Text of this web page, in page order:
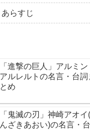
らすじ
「進撃の巨人」アルミン
アルレルトの名言・台詞
とめ
「鬼滅の刃」神崎アオイ
んざきあおい)の名言・